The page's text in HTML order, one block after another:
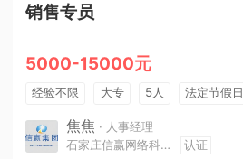
销售专员
5000-15000元
经验不限 大专 5人
法定节假日
休假制度
销售奖金
综合补贴
五险一金
焦焦 · 人事经理
石家庄信赢网络科技有限公司
认证